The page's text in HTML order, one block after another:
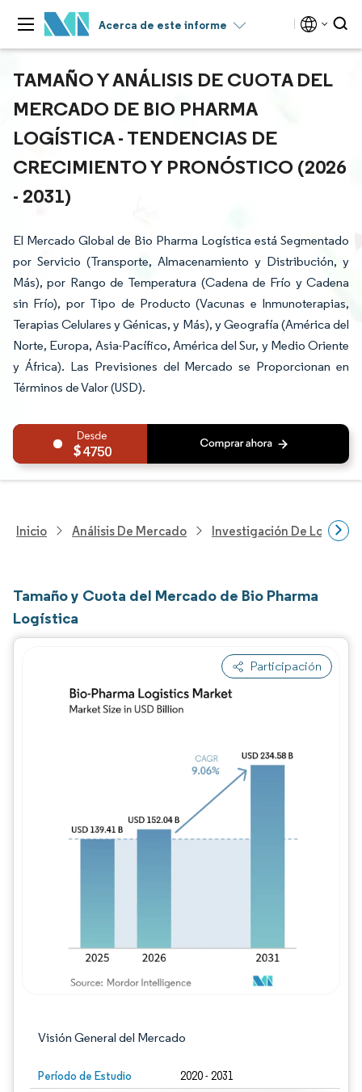
Acerca de este informe
TAMAÑO Y ANÁLISIS DE CUOTA DEL
MERCADO DE BIO PHARMA
LOGÍSTICA - TENDENCIAS DE
CRECIMIENTO Y PRONÓSTICO (2026
- 2031)
El Mercado Global de Bio Pharma Logística está Segmentado
por Servicio (Transporte, Almacenamiento y Distribución, y
Más), por Rango de Temperatura (Cadena de Frío y Cadena
sin Frío), por Tipo de Producto (Vacunas e Inmunoterapias,
Terapias Celulares y Génicas, y Más), y Geografía (América del
Norte, Europa, Asia-Pacífico, América del Sur, y Medio Oriente
y África). Las Previsiones del Mercado se Proporcionan en
Términos de Valor (USD).
4750
Inicio Análisis De Mercado Investigación De Logística
Tamaño y Cuota del Mercado de Bio Pharma
Logística
Participación
Visión General del Mercado
Período de Estudio 2020 - 2031